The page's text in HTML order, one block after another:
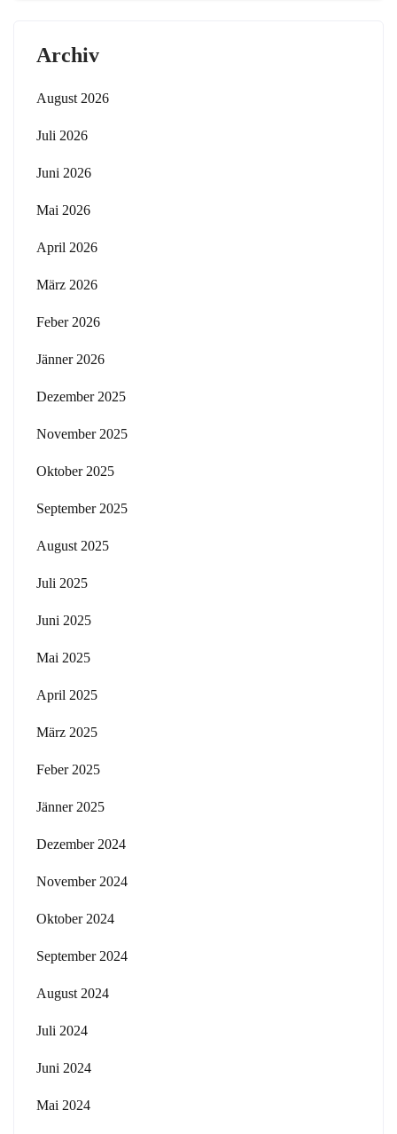
Archiv
August 2026
Juli 2026
Juni 2026
Mai 2026
April 2026
März 2026
Feber 2026
Jänner 2026
Dezember 2025
November 2025
Oktober 2025
September 2025
August 2025
Juli 2025
Juni 2025
Mai 2025
April 2025
März 2025
Feber 2025
Jänner 2025
Dezember 2024
November 2024
Oktober 2024
September 2024
August 2024
Juli 2024
Juni 2024
Mai 2024